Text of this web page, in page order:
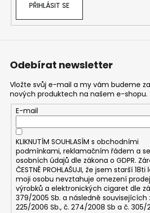
DEKANG
MIX
169
Původně:
195
Kč
PŘIHLÁSIT SE
Odebírat newsletter
Vložte svůj e-mail a my vám budeme
nových produktech na našem e-shopu.
E-mail
KLIKNUTÍM SOUHLASÍM s obchodními
podmínkami, reklamačním řádem a
osobních údajů dle zákona o GDPR.
ČESTNĚ PROHLAŠUJI, že jsem starší
moji osobu nevztahuje omezení
výrobků a elektronických cigaret dle
379/2005 Sb. a následně souvisejících
225/2006 Sb., č. 274/2008 Sb a č. 305/